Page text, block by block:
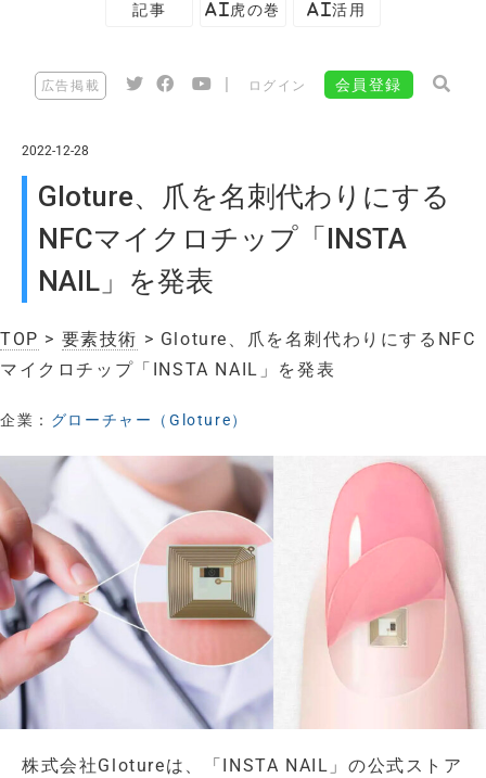
記事 AI虎の巻 AI活用
広告掲載 ログイン 会員登録
2022-12-28
Gloture、爪を名刺代わりにする
NFCマイクロチップ「INSTA
NAIL」を発表
TOP > 要素技術 > Gloture、爪を名刺代わりにするNFC
マイクロチップ「INSTA NAIL」を発表
企業： グローチャー（Gloture）
株式会社Glotureは、「INSTA NAIL」の公式ストア